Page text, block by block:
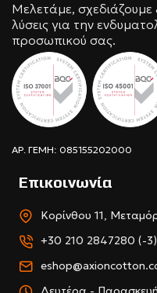
Μελετάμε, σχεδιάζουμε
λύσεις για την
προσωπικού σας.
ΑΡ. ΓΕΜΗ: 085155202000
Επικοινωνία
Κορίνθου 11,
+30 210 2847280 (-3)